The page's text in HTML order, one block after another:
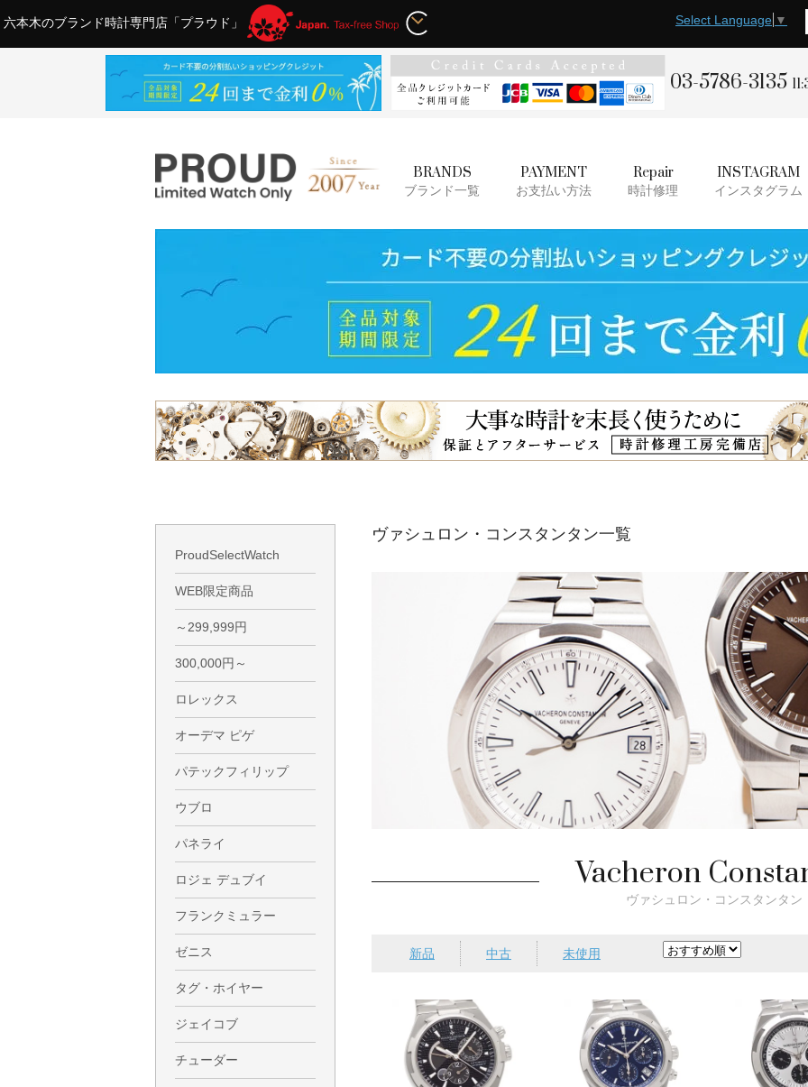
六本木のブランド時計専門店「プラウド」 Select Language ▼
03-5786-3135
BRANDS
ブランド一覧
PAYMENT
お支払い方法
Repair
時計修理
INSTAGRAM
インスタグラム
ヴァシュロン・コンスタンタン一覧
Vacheron
ヴァシュロン・コンスタンタン
新品 中古 未使用
ProudSelectWatch
WEB限定商品
～299,999円
300,000円～
ロレックス
オーデマ ピゲ
パテックフィリップ
ウブロ
パネライ
ロジェ デュブイ
フランクミュラー
ゼニス
タグ・ホイヤー
ジェイコブ
チューダー